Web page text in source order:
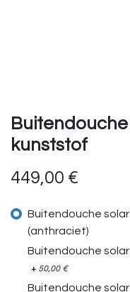
kunststof
449,00 €
Buitendouche
(anthraciet)
Buitendouche
+ 50,00€
Buitendouche